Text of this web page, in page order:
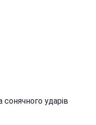
сонячного ударів